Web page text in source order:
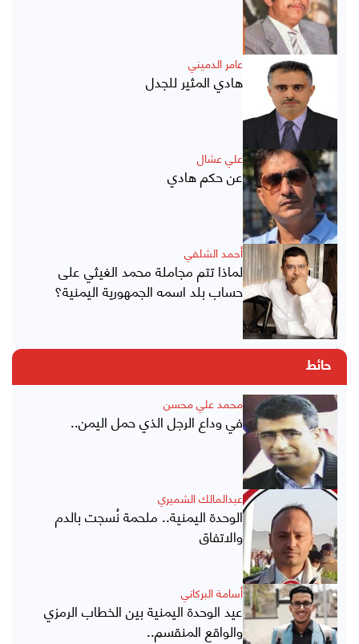
عامر الدميني
هادي المثير للجدل
علي عشال
عن حكم هادي
أحمد الشلفي
لماذا تتم مجاملة محمد الغيثي على
حساب بلد اسمه الجمهورية اليمنية؟
حائط
محمد علي محسن
في وداع الرجل الذي حمل اليمن..
عبدالمالك الشميري
الوحدة اليمنية.. ملحمة نُسجت بالدم
والاتفاق
أسامة البركاني
عيد الوحدة اليمنية بين الخطاب الرمزي
والواقع المنقسم..